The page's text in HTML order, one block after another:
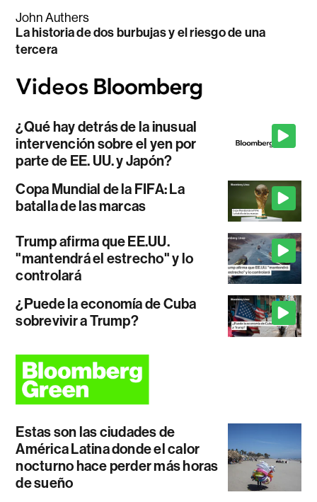
John Authers
La historia de dos burbujas y el riesgo de una
tercera
¿Qué hay detrás de la inusual
intervención sobre el yen por
parte de EE. UU. y Japón?
Copa Mundial de la FIFA: La
batalla de las marcas
Trump afirma que EE.UU.
"mantendrá el estrecho" y lo
controlará
¿Puede la economía de Cuba
sobrevivir a Trump?
Estas son las ciudades de
América Latina donde el calor
nocturno hace perder más horas
de sueño